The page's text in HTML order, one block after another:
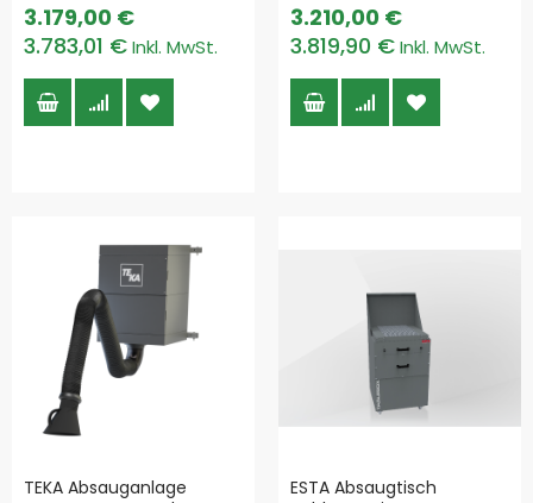
3.783,01 €
3.179,00 €
3.819,90 €
3.210,00 €
TEKA Absauganlage
ESTA Absaugtisch